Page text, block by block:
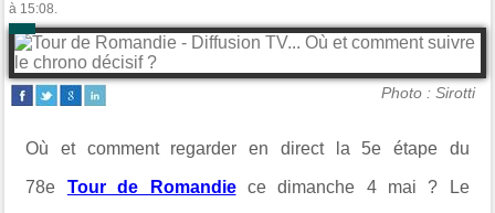
à 15:08.
Photo : Sirotti
Où et comment regarder en direct la 5e étape du
78e Tour de Romandiece dimanche 4 mai ? Le